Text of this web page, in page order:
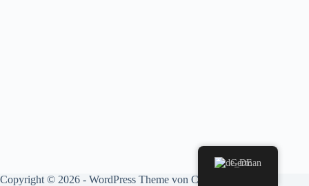
Copyright © 2026 - WordPress Theme von CreativeThemes
German